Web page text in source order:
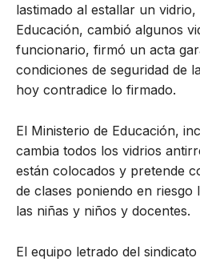
lastimado al estallar un
Educación, cambió algunos
funcionario, firmó un acta
condiciones de seguridad de
hoy contradice lo firmado.
El Ministerio de Educación,
cambia todos los vidrios
están colocados y pretende
de clases poniendo en riesgo
las niñas y niños y docentes.
El equipo letrado del